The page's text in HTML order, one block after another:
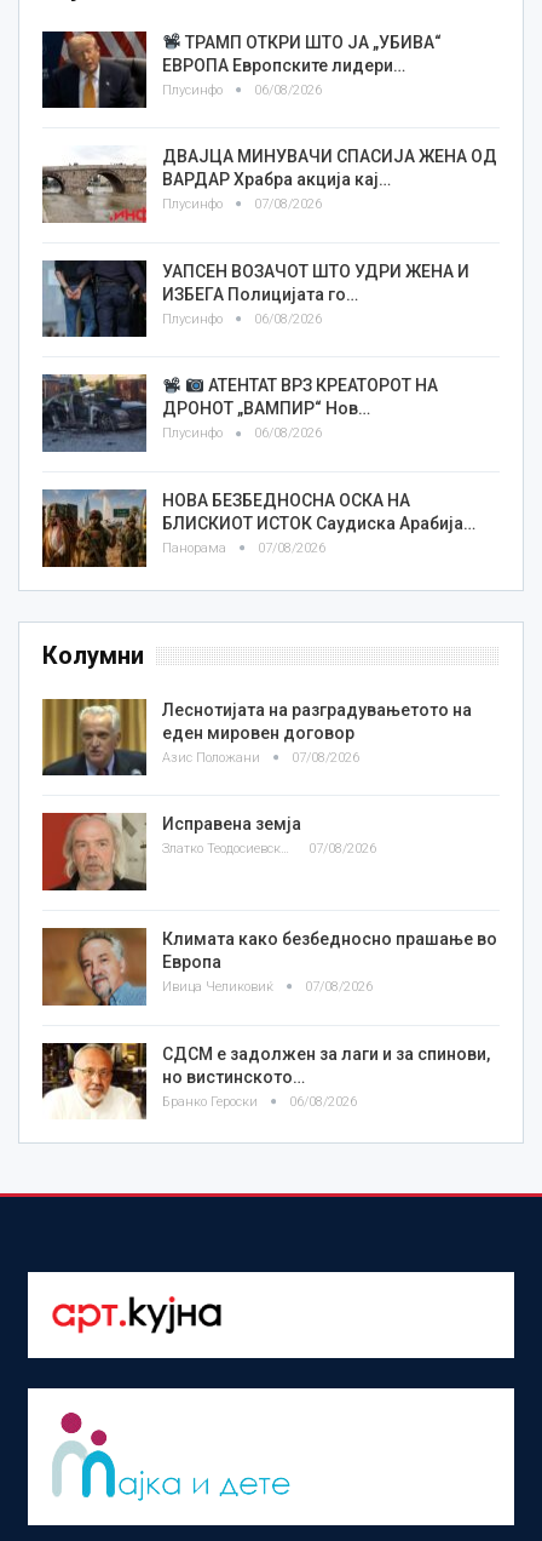
ТРАМП ОТКРИ ШТО ЈА „УБИВА“
ЕВРОПА Европските лидери…
Плусинфо 06/08/2026
ДВАЈЦА МИНУВАЧИ СПАСИЈА ЖЕНА ОД
ВАРДАР Храбра акција кај…
Плусинфо 07/08/2026
УАПСЕН ВОЗАЧОТ ШТО УДРИ ЖЕНА И
ИЗБЕГА Полицијата го…
Плусинфо 06/08/2026
АТЕНТАТ ВРЗ КРЕАТОРОТ НА
ДРОНОТ „ВАМПИР“ Нов…
Плусинфо 06/08/2026
НОВА БЕЗБЕДНОСНА ОСКА НА
БЛИСКИОТ ИСТОК Саудиска Арабија…
Панорама 07/08/2026
Колумни
Леснотијата на разградувањетото на
еден мировен договор
Азис Положани 07/08/2026
Исправена земја
Златко Теодосиевски 07/08/2026
Климата како безбедносно прашање во
Европа
Ивица Челиковиќ 07/08/2026
СДСМ е задолжен за лаги и за спинови,
но вистинското…
Бранко Героски 06/08/2026